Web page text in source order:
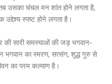
उसका चंचल मन शांत होने लगता है,
उद्देश्य स्पष्ट होने लगता है।
की सारी समस्याओं की जड़ भगवान-
भगवान का स्मरण, सत्संग, शुद्ध गुरु से
का परम कल्याण है।